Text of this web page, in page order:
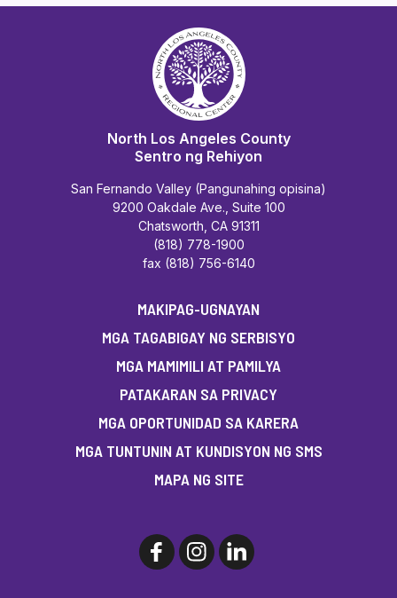
North Los Angeles County
Sentro ng Rehiyon
San Fernando Valley (Pangunahing opisina)
9200 Oakdale Ave., Suite 100
Chatsworth, CA 91311
(818) 778-1900
fax (818) 756-6140
MAKIPAG-UGNAYAN
MGA TAGABIGAY NG SERBISYO
MGA MAMIMILI AT PAMILYA
PATAKARAN SA PRIVACY
MGA OPORTUNIDAD SA KARERA
MGA TUNTUNIN AT KUNDISYON NG SMS
MAPA NG SITE